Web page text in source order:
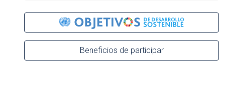
Beneficios de participar